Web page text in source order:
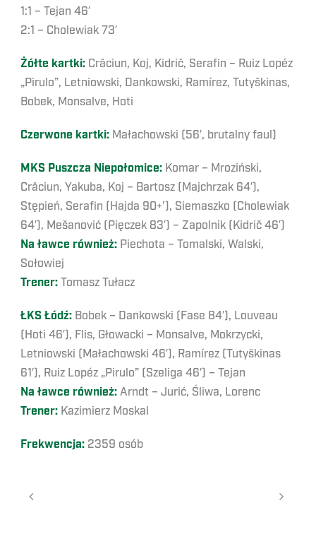
1:1 – Tejan 46′
2:1 – Cholewiak 73′
Żółte kartki: Crăciun, Koj, Kidrič, Serafin – Ruiz Lopéz
„Pirulo”, Letniowski, Dankowski, Ramírez, Tutyškinas,
Bobek, Monsalve, Hoti
Czerwone kartki: Małachowski (56′, brutalny faul)
MKS Puszcza Niepołomice: Komar – Mroziński,
Crăciun, Yakuba, Koj – Bartosz (Majchrzak 64′),
Stępień, Serafin (Hajda 90+’), Siemaszko (Cholewiak
64′), Mešanović (Pięczek 83′) – Zapolnik (Kidrič 46′)
Na ławce również: Piechota – Tomalski, Walski,
Sołowiej
Trener: Tomasz Tułacz
ŁKS Łódź: Bobek – Dankowski (Fase 84′), Louveau
(Hoti 46′), Flis, Głowacki – Monsalve, Mokrzycki,
Letniowski (Małachowski 46′), Ramírez (Tutyškinas
61′), Ruiz Lopéz „Pirulo” (Szeliga 46′) – Tejan
Na ławce również: Arndt – Jurić, Śliwa, Lorenc
Trener: Kazimierz Moskal
Frekwencja: 2359 osób